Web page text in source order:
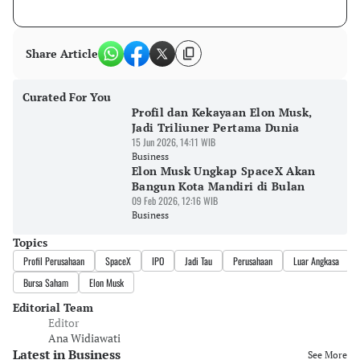
Share Article
Curated For You
Profil dan Kekayaan Elon Musk,
Jadi Triliuner Pertama Dunia
15 Jun 2026, 14:11 WIB
Business
Elon Musk Ungkap SpaceX Akan
Bangun Kota Mandiri di Bulan
09 Feb 2026, 12:16 WIB
Business
Topics
Profil Perusahaan SpaceX IPO Jadi Tau Perusahaan
Luar Angkasa
Bursa Saham
Elon Musk
Editorial Team
Editor
Ana Widiawati
Latest in Business See More